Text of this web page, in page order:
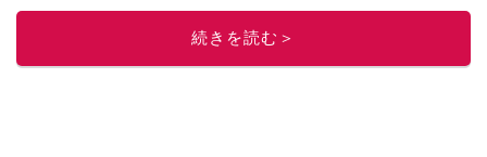
このイチオシストの他の記事を読む
続きを読む＞